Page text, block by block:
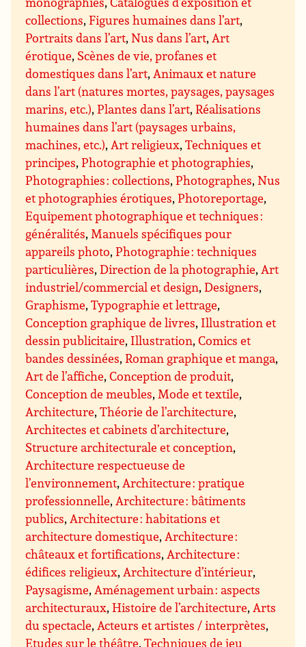
collections,Figures humaines dans l’art,
Portraits dans l’art,Nus dans l’art,Art
érotique, Scènes de vie, profanes et
domestiques dans l’art,Animaux et nature
dans l’art (natures mortes, paysages, paysages
marins, etc.),Plantes dans l’art,Réalisations
humaines dans l’art (paysages urbains,
machines, etc.),Art religieux,Techniques et
principes,Photographie et photographies,
Photographies : collections,Photographes,Nus
et photographies érotiques,Photoreportage,
Equipement photographique et techniques :
généralités,Manuels spécifiques pour
appareils photo,Photographie : techniques
particulières,Direction de la photographie,Art
industriel/commercial et design,Designers,
Graphisme,Typographie et lettrage,
Conception graphique de livres, Illustration et
dessin publicitaire, Illustration,Comics et
bandes dessinées,Roman graphique et manga,
Art de l’affiche,Conception de produit,
Conception de meubles,Mode et textile,
Architecture,Théorie de l’architecture,
Architectes et cabinets d’architecture,
Structure architecturale et conception,
Architecture respectueuse de
l’environnement,Architecture : pratique
professionnelle,Architecture : bâtiments
publics,Architecture : habitations et
architecture domestique,Architecture :
châteaux et fortifications,Architecture :
édifices religieux,Architecture d’intérieur,
Paysagisme,Aménagement urbain : aspects
architecturaux,Histoire de l’architecture,Arts
du spectacle,Acteurs et artistes / interprètes,
Etudes sur le théâtre,Techniques de jeu